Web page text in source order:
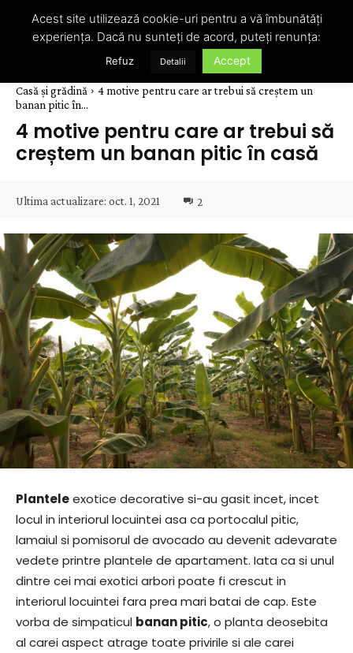
Casă și grădină
4 motive pentru care ar trebui să creștem un
banan pitic în...
4 motive pentru care ar trebui să
creștem un banan pitic în casă
Ultima actualizare: oct. 1, 2021 2
Planteleexotice decorative si-au gasit incet, incet
locul in interiorul locuintei asa ca portocalul pitic,
lamaiul si pomisorul de avocado au devenit adevarate
vedete printre plantele de apartament. Iata ca si unul
dintre cei mai exotici arbori poate fi crescut in
interiorul locuintei fara prea mari batai de cap. Este
vorba de simpaticul banan pitic, o planta deosebita
al carei aspect atrage toate privirile si ale carei
Acest site utilizează cookie-uri pentru a vă îmbunătăți
experiența. Dacă nu sunteți de acord, puteți renunța:
Refuz Detalii Accept